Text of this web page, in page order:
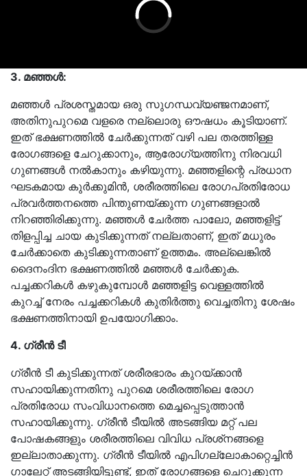
3. മഞ്ഞൾ:
മഞ്ഞൾ പ്രശസ്തമായ ഒരു സുഗന്ധവ്യഞ്ജനമാണ്,
അതിനുപുറമെ വളരെ നല്ലൊരു ഔഷധം കൂടിയാണ്.
ഇത് ഭക്ഷണത്തിൽ ചേർക്കുന്നത് വഴി പല തരത്തിള്ള
രോഗങ്ങളെ ചേറുക്കാനും, ആരോഗ്യത്തിനു നിരവധി
ഗുണങ്ങൾ നൽകാനും കഴിയുന്നു. മഞ്ഞളിന്റെ പ്രധാന
ഘടകമായ കുർക്കുമിൻ, ശരീരത്തിലെ രോഗപ്രതിരോധ
പ്രവർത്തനത്തെ പിന്തുണയ്ക്കുന്ന ഗുണങ്ങളാൽ
നിറഞ്ഞിരിക്കുന്നു. മഞ്ഞൾ ചേർത്ത പാലോ, മഞ്ഞളിട്ട്
തിളപ്പിച്ച ചായ കുടിക്കുന്നത് നല്ലതാണ്, ഇത് മധുരം
ചേർക്കാതെ കുടിക്കുന്നതാണ് ഉത്തമം. അല്ലെങ്കിൽ
ദൈനംദിന ഭക്ഷണത്തിൽ മഞ്ഞൾ ചേർക്കുക.
പച്ചക്കറികൾ കഴുകുമ്പോൾ മഞ്ഞളിട്ട വെള്ളത്തിൽ
കുറച്ച് നേരം പച്ചക്കറികൾ കുതിർത്തു വെച്ചതിനു ശേഷം
ഭക്ഷണത്തിനായി ഉപയോഗിക്കാം.
4. ഗ്രീൻ ടീ
ഗ്രീൻ ടീ കുടിക്കുന്നത് ശരീരഭാരം കുറയ്ക്കാൻ
സഹായിക്കുന്നതിനു പുറമെ ശരീരത്തിലെ രോഗ
പ്രതിരോധ സംവിധാനത്തെ മെച്ചപ്പെടുത്താൻ
സഹായിക്കുന്നു. ഗ്രീൻ ടീയിൽ അടങ്ങിയ മറ്റ് പല
പോഷകങ്ങളും ശരീരത്തിലെ വിവിധ പ്രശ്‌നങ്ങളെ
ഇല്ലാതാക്കുന്നു. ഗ്രീൻ ടീയിൽ എപിഗല്ലോകാറ്റെച്ചിൻ
ഗാലേറ്റ് അടങ്ങിയിട്ടുണ്ട്, ഇത് രോഗങ്ങളെ ചെറുക്കുന്ന